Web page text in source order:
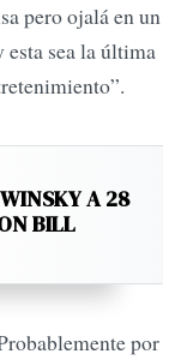
pero ojalá en un
esta sea la última
A 28
BILL
por